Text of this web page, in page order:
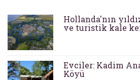
Hollanda'nın
ve turistik kale
Evciler: Kadim
Köyü